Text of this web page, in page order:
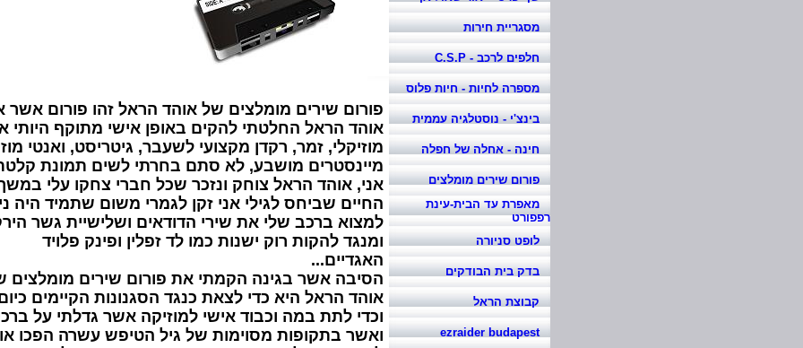
מסגריית חירות
חלפים לרכב - C.S.P
מספרה לחיות - חיות פלוס
בינצ'י - נוסטלגיה עממית
חינה - אחלה של חפלה
פורום שירים מומלצים
מאפרת עד הבית-עינת
רפפורט
לופט סניורה
בדק בית הבודקים
קבוצת הראל
ezraider budapest
פורום שירים מומלצים של אוהד הראל זהו פורום אשר
אוהד הראל החלטתי להקים באופן אישי מתוקף היותי
מוזיקלי, זמר, רקדן מקצועי לשעבר, גיטריסט, ואנטי
מיינסטרים מושבע, לא סתם בחרתי לשים תמונת
אני, אוהד הראל צוחק ונזכר שכל חברי צחקו עלי
החיים שביחס לגילי אני זקן לגמרי משום שתמיד היה
למצוא ברכב שלי את שירי הדודאים ושלישיית גשר
ומנגד להקות רוק ישנות כמו לד זפלין ופינק פלויד
האגדיים...
הסיבה אשר בגינה הקמתי את פורום שירים מומלצים
אוהד הראל היא כדי לצאת כנגד הסגנונות הקיימים
וכדי לתת במה וכבוד אישי למוזיקה אשר גדלתי על
ואשר בתקופות מסוימות של גיל הטיפש עשרה הפכו